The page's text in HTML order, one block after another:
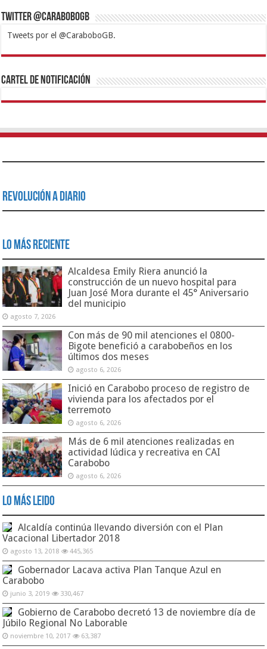
Twitter @CaraboboGB
Tweets por el @CaraboboGB.
1xbetBetturkeyBetistKralbetSupertotobetTipobetMatadorbetMariobet
https://mvbcasino.com/
Cartel de Notificación
Revolución a Diario
Lo Más Reciente
Alcaldesa Emily Riera anunció la
construcción de un nuevo hospital para
Juan José Mora durante el 45° Aniversario
del municipio
agosto 7, 2026
Con más de 90 mil atenciones el 0800-
Bigote benefició a carabobeños en los
últimos dos meses
agosto 6, 2026
Inició en Carabobo proceso de registro de
vivienda para los afectados por el
terremoto
agosto 6, 2026
Más de 6 mil atenciones realizadas en
actividad lúdica y recreativa en CAI
Carabobo
agosto 6, 2026
Lo Más Leido
Alcaldía continúa llevando diversión con el Plan
Vacacional Libertador 2018
agosto 13, 2018 445,365
Gobernador Lacava activa Plan Tanque Azul en
Carabobo
junio 3, 2019 330,467
Gobierno de Carabobo decretó 13 de noviembre día de
Júbilo Regional No Laborable
noviembre 10, 2017 63,387